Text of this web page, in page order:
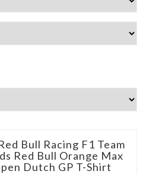
Bull Racing F1 Team
Red Bull Orange Max
Dutch GP T-Shirt